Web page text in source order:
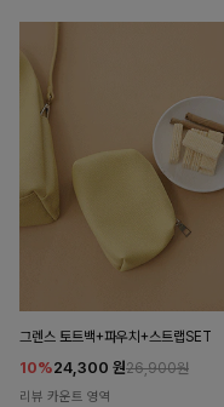
그렌스 토트백+파우치+스트랩SET
10%24,300 원26,900원
리뷰 카운트 영역